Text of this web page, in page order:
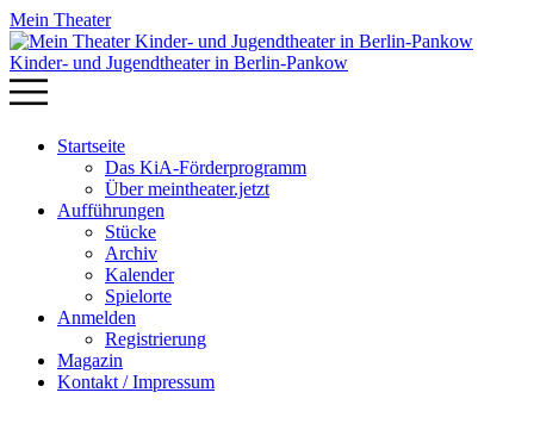
Mein Theater
Kinder- und Jugendtheater in Berlin‑Pankow
Startseite
Das KiA-Förderprogramm
Über meintheater.jetzt
Aufführungen
Stücke
Archiv
Kalender
Spielorte
Anmelden
Registrierung
Magazin
Kontakt / Impressum